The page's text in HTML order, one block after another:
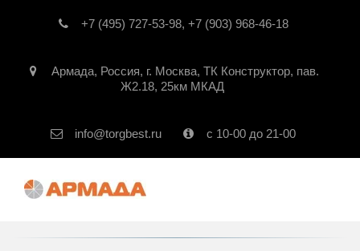
+7 (495) 727-53-98, +7 (903) 968-46-18
Армада, Россия, г. Москва, ТК Конструктор, пав.
Ж2.18, 25км МКАД
info@torgbest.ru с 10-00 до 21-00